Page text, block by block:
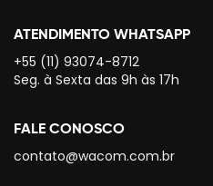
ATENDIMENTO WHATSAPP
+55 (11) 93074-8712
Seg. à Sexta das 9h às 17h
FALE CONOSCO
contato@wacom.com.br